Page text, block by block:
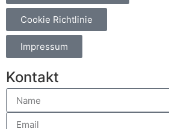
Cookie Richtlinie
Impressum
Kontakt